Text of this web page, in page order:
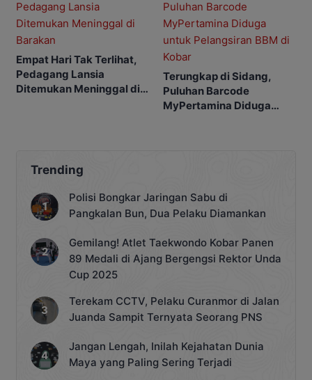
Empat Hari Tak Terlihat,
Pedagang Lansia
Ditemukan Meninggal di
Terungkap di Sidang,
Puluhan Barcode
MyPertamina Diduga
Trending
Polisi Bongkar Jaringan Sabu di
Pangkalan Bun, Dua Pelaku Diamankan
Gemilang! Atlet Taekwondo Kobar Panen
89 Medali di Ajang Bergengsi Rektor Unda
Cup 2025
Terekam CCTV, Pelaku Curanmor di Jalan
Juanda Sampit Ternyata Seorang PNS
Jangan Lengah, Inilah Kejahatan Dunia
Maya yang Paling Sering Terjadi